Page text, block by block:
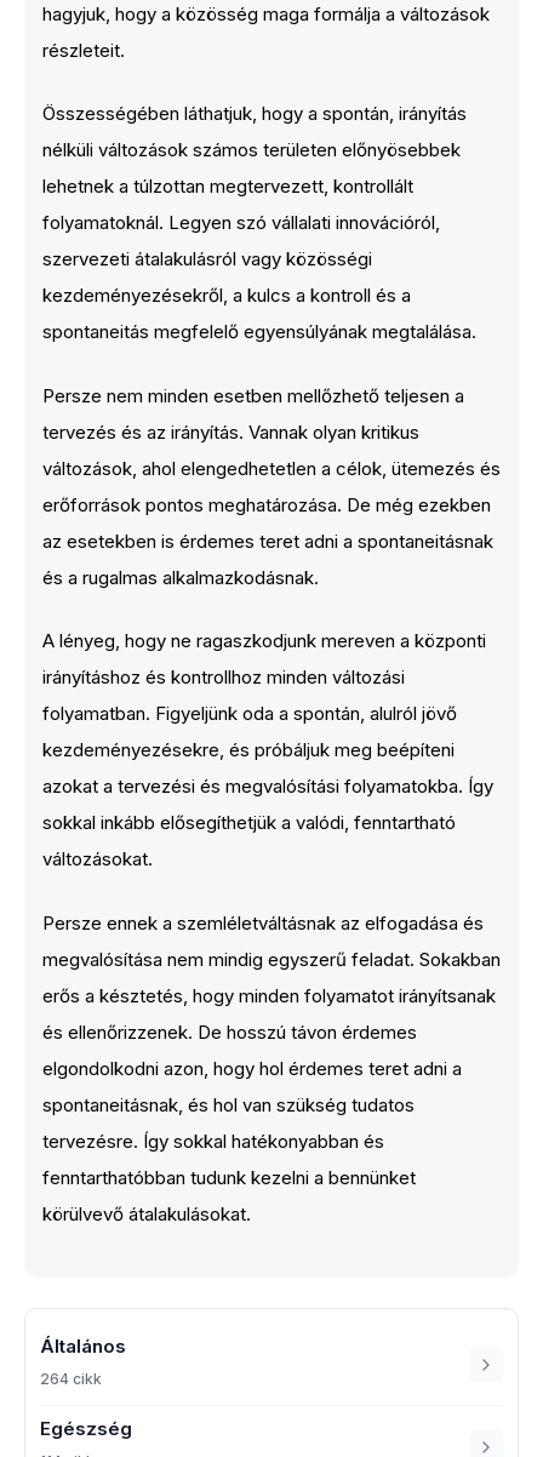
hagyjuk, hogy a közösség maga formálja a változások
részleteit.
Összességében láthatjuk, hogy a spontán, irányítás
nélküli változások számos területen előnyösebbek
lehetnek a túlzottan megtervezett, kontrollált
folyamatoknál. Legyen szó vállalati innovációról,
szervezeti átalakulásról vagy közösségi
kezdeményezésekről, a kulcs a kontroll és a
spontaneitás megfelelő egyensúlyának megtalálása.
Persze nem minden esetben mellőzhető teljesen a
tervezés és az irányítás. Vannak olyan kritikus
változások, ahol elengedhetetlen a célok, ütemezés és
erőforrások pontos meghatározása. De még ezekben
az esetekben is érdemes teret adni a spontaneitásnak
és a rugalmas alkalmazkodásnak.
A lényeg, hogy ne ragaszkodjunk mereven a központi
irányításhoz és kontrollhoz minden változási
folyamatban. Figyeljünk oda a spontán, alulról jövő
kezdeményezésekre, és próbáljuk meg beépíteni
azokat a tervezési és megvalósítási folyamatokba. Így
sokkal inkább elősegíthetjük a valódi, fenntartható
változásokat.
Persze ennek a szemléletváltásnak az elfogadása és
megvalósítása nem mindig egyszerű feladat. Sokakban
erős a késztetés, hogy minden folyamatot irányítsanak
és ellenőrizzenek. De hosszú távon érdemes
elgondolkodni azon, hogy hol érdemes teret adni a
spontaneitásnak, és hol van szükség tudatos
tervezésre. Így sokkal hatékonyabban és
fenntarthatóbban tudunk kezelni a bennünket
körülvevő átalakulásokat.
Általános
264 cikk
Egészség